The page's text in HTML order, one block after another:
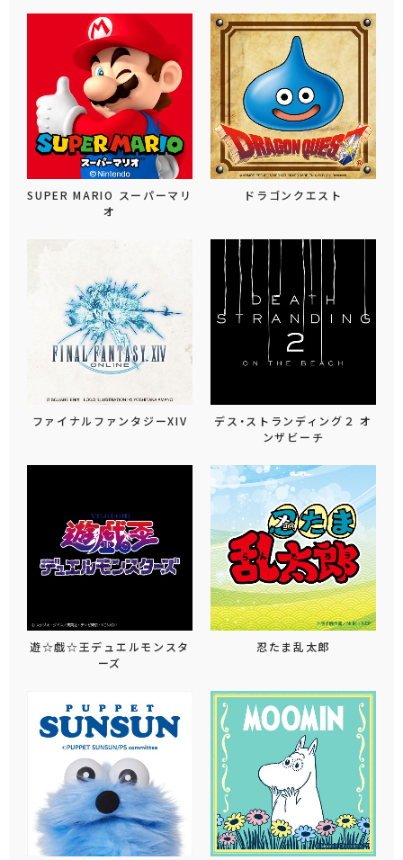
SUPER MARIO スーパーマリ
オ
ドラゴンクエスト
ファイナルファンタジーXIV
デス・ストランディング２ オ
ンザビーチ
遊☆戯☆王デュエルモンスタ
ーズ
忍たま乱太郎